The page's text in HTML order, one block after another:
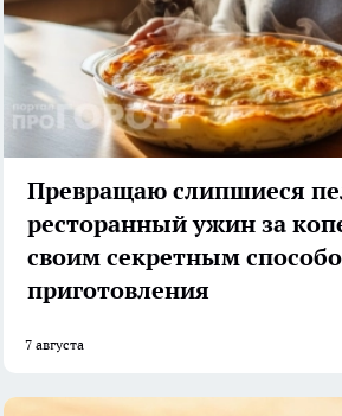
Превращаю слипшиеся
ресторанный ужин за
своим секретным
приготовления
7 августа